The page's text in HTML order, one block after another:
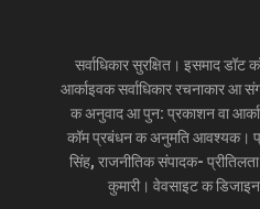
सर्वाधिकार सुरक्षित। इसमाद
आर्काइवक सर्वाधिकार रचनाकार आ
क अनुवाद आ पुन: प्रकाशन वा
कॉम प्रबंधन क अनुमति आवश्यक।
सिंह, राजनीतिक संपादक-
कुमारी। वेवसाइट क